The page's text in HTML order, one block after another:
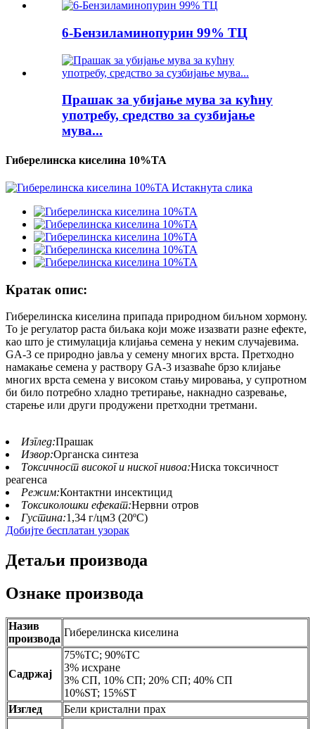
6-Бензиламинопурин 99% ТЦ
Прашак за убијање мува за кућну
употребу, средство за сузбијање
мува...
Гиберелинска киселина 10%TA
Кратак опис:
Гиберелинска киселина припада природном биљном хормону.
То је регулатор раста биљака који може изазвати разне ефекте,
као што је стимулација клијања семена у неким случајевима.
GA-3 се природно јавља у семену многих врста. Претходно
намакање семена у раствору GA-3 изазваће брзо клијање
многих врста семена у високом стању мировања, у супротном
би било потребно хладно третирање, накнадно сазревање,
старење или други продужени претходни третмани.
Изглед:Прашак
Извор:Органска синтеза
Токсичност високог и ниског нивоа:Ниска токсичност
реагенса
Режим:Контактни инсектицид
Токсиколошки ефекат:Нервни отров
Густина:1,34 г/цм3 (20ºC)
Добијте бесплатан узорак
Детаљи производа
Ознаке производа
Назив
производа
Гиберелинска киселина
Садржај
75%TC; 90%TC
3% исхране
3% СП, 10% СП; 20% СП; 40% СП
10%ST; 15%ST
Изглед
Бели кристални прах